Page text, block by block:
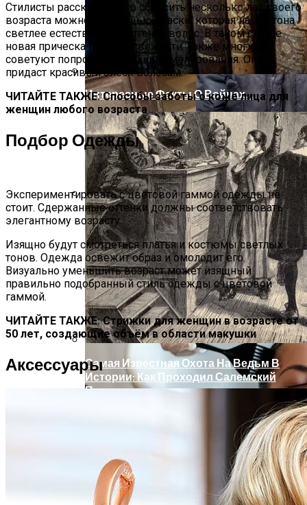
Женская Зимняя Обувь: 5 Стильных
Моделей, За Которыми
Выстраиваются В Очереди
Интересные Факты О Войнах…
Самая Известная Охота На Ведьм В
Истории: Как Проходил Салемский
Процесс
Стилисты рассказали, что сбросить несколько лет своего
возраста можно с помощью краски, которая на 2-3 тона
светлее естественного оттенка волос. В таком случае
новая прическа придаст свежести. Также многие
советуют попробовать технику мелирования. Она
придаст красивый блеск волосам.
ЧИТАЙТЕ ТАКЖЕ: Способы заботы о коже лица для
женщин любого возраста
Подбор Одежды
Экспериментировать с цветовой гаммой одежды не
стоит. Сдержанные оттенки должны соответствовать
элегантному возрасту.
Изящно будут смотреться платья и костюмы светлых
тонов. Одежда освежит образ и омолодит его.
Визуально уменьшить возраст может изящный
правильно подобранный стиль одежды с цветовой
гаммой.
ЧИТАЙТЕ ТАКЖЕ: Стрижки для женщин в возрасте от
50 лет, создающие объём в области макушки
Аксессуары